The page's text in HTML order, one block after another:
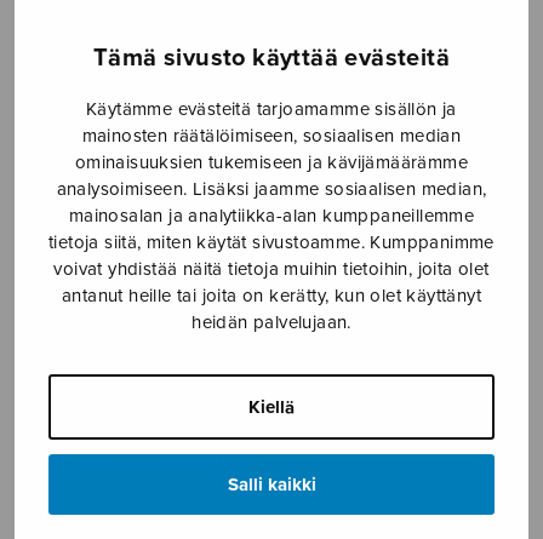
Tämä sivusto käyttää evästeitä
Käytämme evästeitä tarjoamamme sisällön ja
mainosten räätälöimiseen, sosiaalisen median
ominaisuuksien tukemiseen ja kävijämäärämme
analysoimiseen. Lisäksi jaamme sosiaalisen median,
mainosalan ja analytiikka-alan kumppaneillemme
tietoja siitä, miten käytät sivustoamme. Kumppanimme
voivat yhdistää näitä tietoja muihin tietoihin, joita olet
antanut heille tai joita on kerätty, kun olet käyttänyt
heidän palvelujaan.
Kiellä
Salli kaikki
Formaatti
määrä
LISÄÄ
OSTOSKORIIN
Tuotetunnus (SKU):S2635
Ilves * Karhu * Ahma * Susi